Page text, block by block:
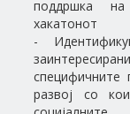
поддршка на
хакатонот
-
специфичните
развој со